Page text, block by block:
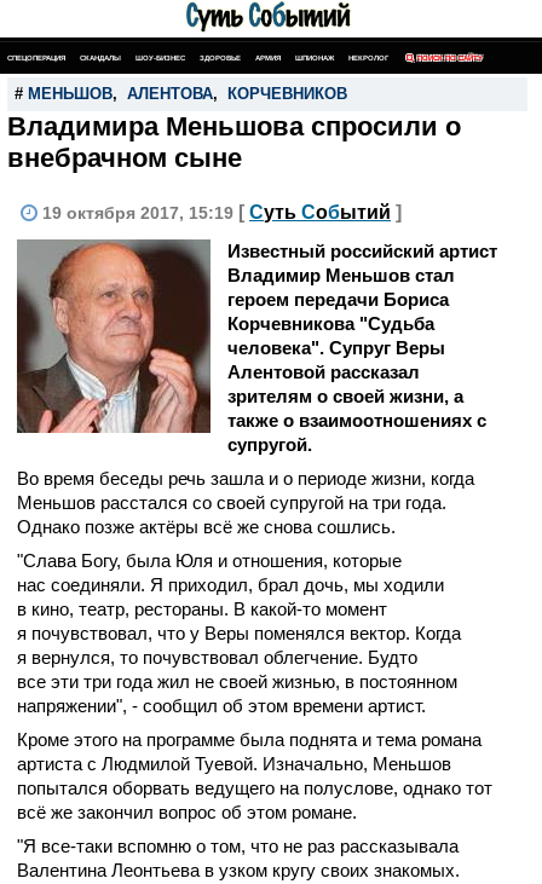
СПЕЦОПЕРАЦИЯ СКАНДАЛЫ ШОУ-БИЗНЕС ЗДОРОВЬЕ АРМИЯ ШПИОНАЖ НЕКРОЛОГ ПОИСК ПО САЙТУ
# МЕНЬШОВ, АЛЕНТОВА, КОРЧЕВНИКОВ
Владимира Меньшова спросили о
внебрачном сыне
19 октября 2017, 15:19 [ Суть Событий ]
Известный российский артист
Владимир Меньшов стал
героем передачи Бориса
Корчевникова "Судьба
человека". Супруг Веры
Алентовой рассказал
зрителям о своей жизни, а
также о взаимоотношениях с
супругой.
Во время беседы речь зашла и о периоде жизни, когда
Меньшов расстался со своей супругой на три года.
Однако позже актёры всё же снова сошлись.
"Слава Богу, была Юля и отношения, которые
нас соединяли. Я приходил, брал дочь, мы ходили
в кино, театр, рестораны. В какой-то момент
я почувствовал, что у Веры поменялся вектор. Когда
я вернулся, то почувствовал облегчение. Будто
все эти три года жил не своей жизнью, в постоянном
напряжении", - сообщил об этом времени артист.
Кроме этого на программе была поднята и тема романа
артиста с Людмилой Туевой. Изначально, Меньшов
попытался оборвать ведущего на полуслове, однако тот
всё же закончил вопрос об этом романе.
"Я все-таки вспомню о том, что не раз рассказывала
Валентина Леонтьева в узком кругу своих знакомых.